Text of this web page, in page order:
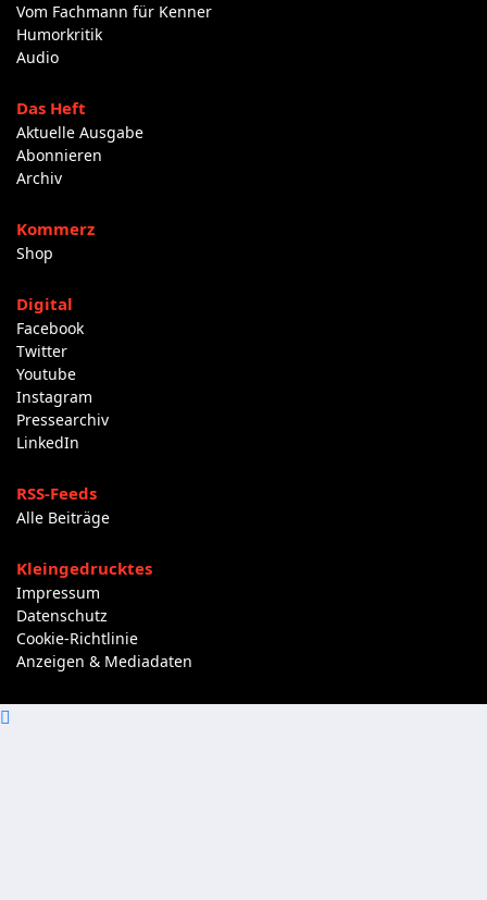
Vom Fachmann für Kenner
Humorkritik
Audio
Das Heft
Aktuelle Ausgabe
Abonnieren
Archiv
Kommerz
Shop
Digital
Facebook
Twitter
Youtube
Instagram
Pressearchiv
LinkedIn
RSS-Feeds
Alle Beiträge
Kleingedrucktes
Impressum
Datenschutz
Cookie-Richtlinie
Anzeigen & Mediadaten